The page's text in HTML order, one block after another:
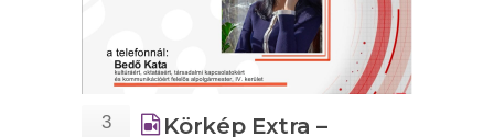
3
Körkép Extra –